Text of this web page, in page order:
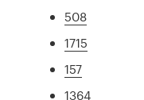
508
1715
157
1364